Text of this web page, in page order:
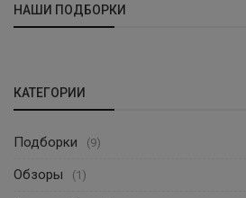
НАШИ ПОДБОРКИ
КАТЕГОРИИ
Подборки (9)
Обзоры (1)